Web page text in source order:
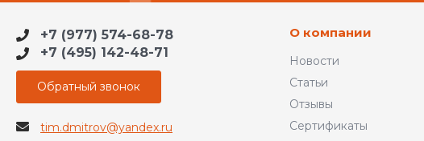
+7 (977) 574-68-78
+7 (495) 142-48-71
Обратный звонок
tim.dmitrov@yandex.ru
О компании
Новости
Статьи
Отзывы
Сертификаты